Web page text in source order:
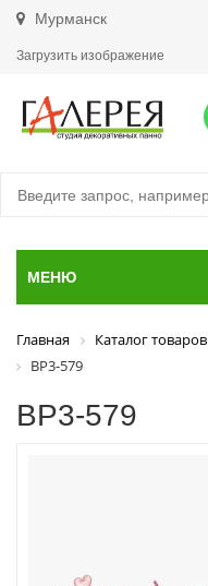
Мурманск
Загрузить изображение
МЕНЮ
Главная Каталог товаров
ВР3-579
ВР3-579